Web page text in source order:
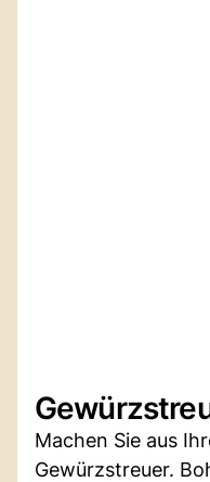
Machen Sie aus
Gewürzstreuer.